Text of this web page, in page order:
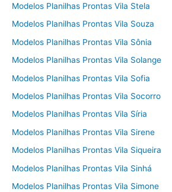
Modelos Planilhas Prontas Vila Stela
Modelos Planilhas Prontas Vila Souza
Modelos Planilhas Prontas Vila Sônia
Modelos Planilhas Prontas Vila Solange
Modelos Planilhas Prontas Vila Sofia
Modelos Planilhas Prontas Vila Socorro
Modelos Planilhas Prontas Vila Síria
Modelos Planilhas Prontas Vila Sirene
Modelos Planilhas Prontas Vila Siqueira
Modelos Planilhas Prontas Vila Sinhá
Modelos Planilhas Prontas Vila Simone